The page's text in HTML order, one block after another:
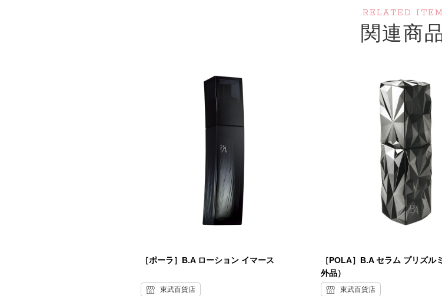
RELATED ITEM
関連商
［ポーラ］B.A ローション イマース
東武百貨店
［POLA］B.A セラム プリズル
外品）
東武百貨店